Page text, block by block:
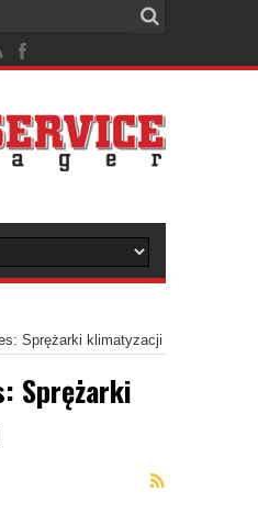
Sprężarki klimatyzacji
Sprężarki